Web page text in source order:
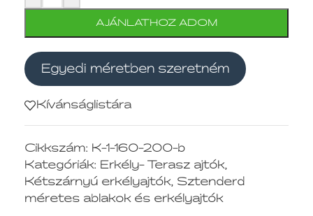
AJÁNLATHOZ ADOM
Egyedi méretben szeretném
Kívánságlistára
Cikkszám: K-1-160-200-b
Kategóriák: Erkély- Terasz ajtók,
Kétszárnyú erkélyajtók, Sztenderd
méretes ablakok és erkélyajtók